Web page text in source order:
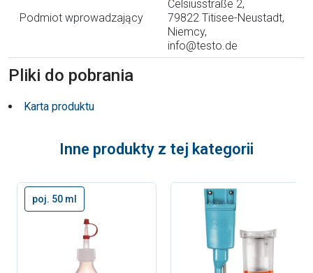
Podmiot wprowadzający
Celsiusstraße 2,
79822 Titisee-Neustadt,
Niemcy,
info@testo.de
Pliki do pobrania
Karta produktu
Inne produkty z tej kategorii
poj. 50 ml